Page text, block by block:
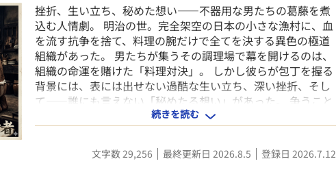
作者： 須戸コウ https://www.youtube.com/@sudokou
https://x.com/sudokou1203 ゲストVTuber 柳葉 ししゃも。
https://www.youtube.com/@YANAGIBA_SISYAMO
https://x.com/virtualsisyamo デジデジ
https://www.youtube.com/@kimayori
https://x.com/dejidejii ---- 自身で執筆したゲームシナリオを
小説化するための加筆・修正補助にAIを利用しています。
挫折、生い立ち、秘めた想い――不器用な男たちの葛藤を煮
込む人情劇。 明治の世。完全架空の日本の小さな漁村に、血
を流す抗争を捨て、料理の腕だけで全てを決する異色の極道
組織があった。 男たちが集うその調理場で幕を開けるのは、
組織の命運を賭けた「料理対決」。 しかし彼らが包丁を握る
背景には、表には出せない過酷な生い立ち、深い挫折、そし
て――誰にも言えない「秘めたる想い」があった。 争うこと
のないならず者たちが、己の葛藤と不器用な愛を料理に溶か
し込んでぶつかり合う、美味しくて、少し切ない明治人情ド
ラマ。 ※本作の挿絵にはオリジナルAI生成画像を使用してお
ります。そのため、場面によってキャラクターの服装や背景
続きを読む
文字数 29,256 最終更新日 2026.8.5 登録日 2026.7.12